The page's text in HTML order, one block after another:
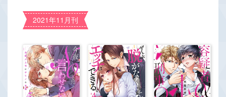
2021年11月刊